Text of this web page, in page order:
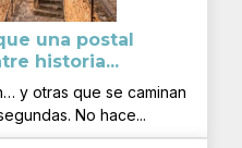
una postal
historia...
y otras que se caminan
No hace...